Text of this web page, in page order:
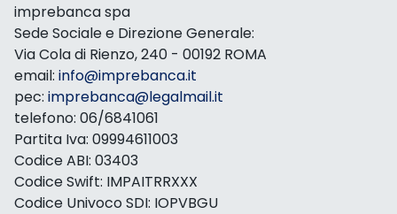
imprebanca spa
Sede Sociale e Direzione Generale:
Via Cola di Rienzo, 240 - 00192 ROMA
email: info@imprebanca.it
pec: imprebanca@legalmail.it
telefono: 06/6841061
Partita Iva: 09994611003
Codice ABI: 03403
Codice Swift: IMPAITRRXXX
Codice Univoco SDI: IOPVBGU